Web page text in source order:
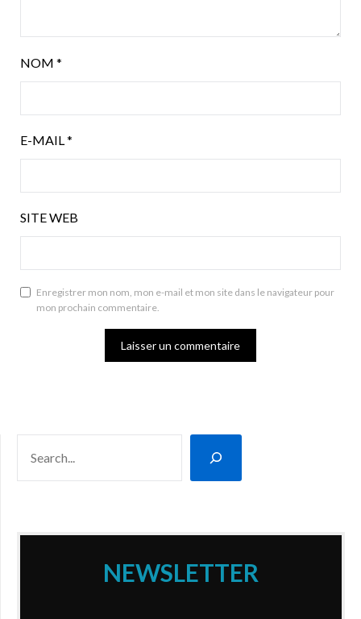
NOM *
E-MAIL*
SITE WEB
Enregistrer mon nom, mon e-mail et mon site dans le navigateur pour
mon prochain commentaire.
NEWSLETTER